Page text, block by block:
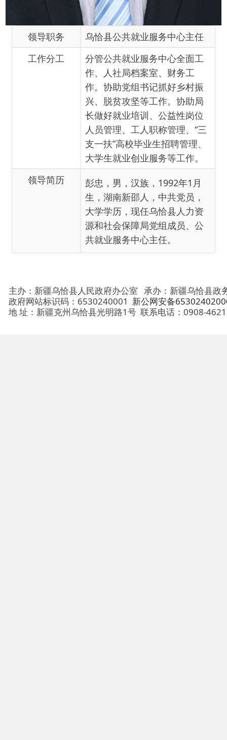
分管公共就业服务中心全面工
作、人社局档案室、财务工
作。协助党组书记抓好乡村振
兴、脱贫攻坚等工作。协助局
长做好就业培训、公益性岗位
人员管理、工人职称管理、“三
支一扶”高校毕业生招聘管理、
大学生就业创业服务等工作。
彭忠，男，汉族，1992年1月
生，湖南新邵人， 中共党员，
大学学历，现任乌恰县人力资
源和社会保障局党组成员、公
共就业服务中心主任。
主办：新疆乌恰县人民政府办公室 承办：新疆乌恰县政务服务
政府网站标识码：6530240001 新公网安备65302402000101号
地 址：新疆克州乌恰县光明路1号联系电话：0908-4621030